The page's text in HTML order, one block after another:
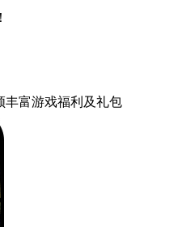
丰富游戏福利 及礼包